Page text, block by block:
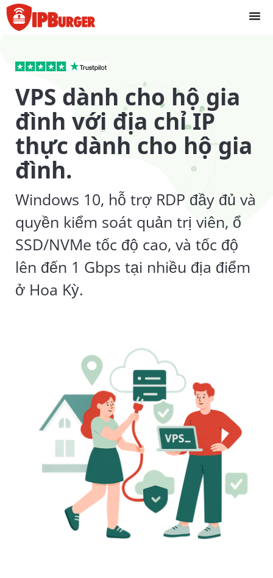
Bỏ
để
qua
dung
VPS dành cho hộ gia
đình với địa chỉ IP
thực dành cho hộ gia
đình.
Windows 10, hỗ trợ RDP đầy đủ và
quyền kiểm soát quản trị viên, ổ
SSD/NVMe tốc độ cao, và tốc độ
lên đến 1 Gbps tại nhiều địa điểm
ở Hoa Kỳ.